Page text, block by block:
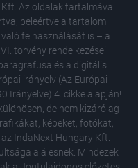
Az oldalak tartalmával
beleértve a tartalom
felhasználását is – a
törvény rendelkezései
és a digitális
irányelv (Az Európai
Irányelve) 4. cikke alapján!
de nem kizárólag
képeket, fotókat,
IndaNext Hungary Kft.
alá esnek. Mindezek